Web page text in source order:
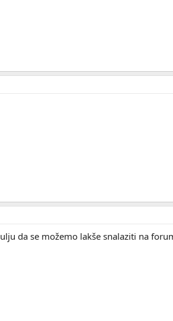
da se možemo lakše snalaziti na